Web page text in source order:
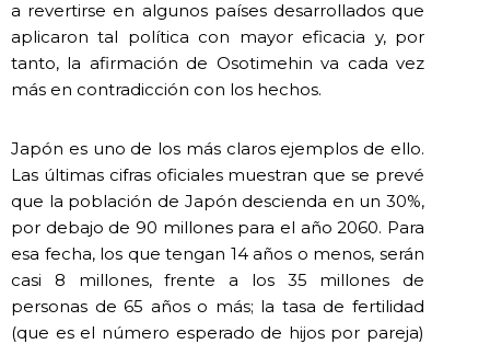
a revertirse en algunos países desarrollados que
aplicaron tal política con mayor eficacia y, por
tanto, la afirmación de Osotimehin va cada vez
más en contradicción con los hechos.
Japón es uno de los más claros ejemplos de ello.
Las últimas cifras oficiales muestran que se prevé
que la población de Japón descienda en un 30%,
por debajo de 90 millones para el año 2060. Para
esa fecha, los que tengan 14 años o menos, serán
casi 8 millones, frente a los 35 millones de
personas de 65 años o más; la tasa de fertilidad
(que es el número esperado de hijos por pareja)